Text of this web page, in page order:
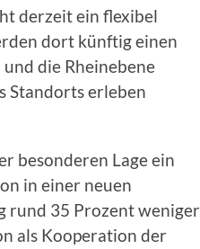
derzeit ein flexibel
dort künftig einen
die Rheinebene
Standorts erleben
besonderen Lage ein
in einer neuen
rund 35 Prozent weniger
als Kooperation der